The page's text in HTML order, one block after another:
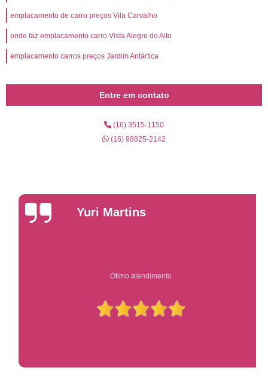
emplacamento de carro preços Vila Carvalho
onde faz emplacamento carro Vista Alegre do Alto
emplacamento carros preços Jardim Antártica
Entre em contato
(16) 3515-1150
(16) 98825-2142
Yuri Martins
Ótimo atendimento